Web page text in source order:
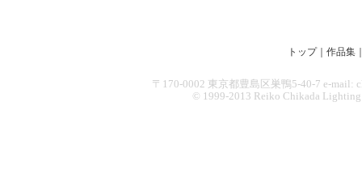
トップ｜ 作品集
〒170-0002 東京都豊島区巣鴨5-40-7 e-mail:
© 1999-2013 Reiko Chikada Lighting